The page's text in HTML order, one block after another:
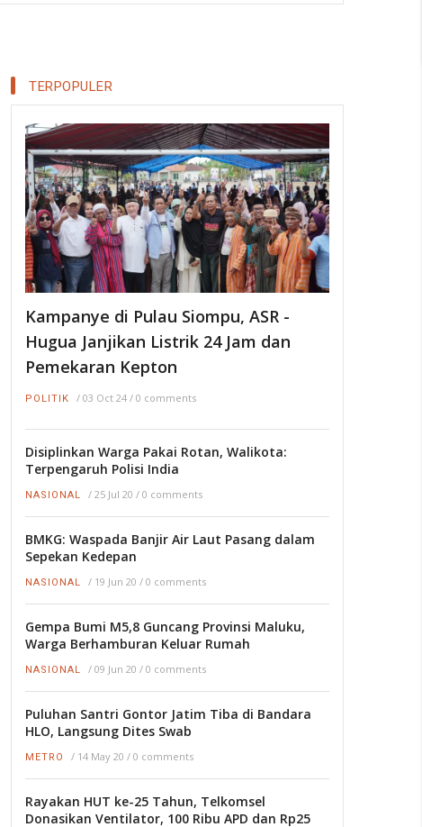
TERPOPULER
Kampanye di Pulau Siompu, ASR -
Hugua Janjikan Listrik 24 Jam dan
Pemekaran Kepton
POLITIK / 03 Oct 24 / 0 comments
Disiplinkan Warga Pakai Rotan, Walikota:
Terpengaruh Polisi India
NASIONAL / 25 Jul 20 / 0 comments
BMKG: Waspada Banjir Air Laut Pasang dalam
Sepekan Kedepan
NASIONAL / 19 Jun 20 / 0 comments
Gempa Bumi M5,8 Guncang Provinsi Maluku,
Warga Berhamburan Keluar Rumah
NASIONAL / 09 Jun 20 / 0 comments
Puluhan Santri Gontor Jatim Tiba di Bandara
HLO, Langsung Dites Swab
METRO / 14 May 20 / 0 comments
Rayakan HUT ke-25 Tahun, Telkomsel
Donasikan Ventilator, 100 Ribu APD dan Rp25